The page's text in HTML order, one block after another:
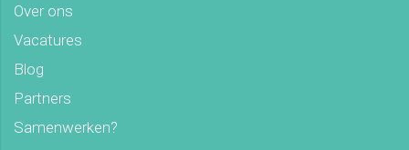
Over ons
Vacatures
Blog
Partners
Samenwerken?